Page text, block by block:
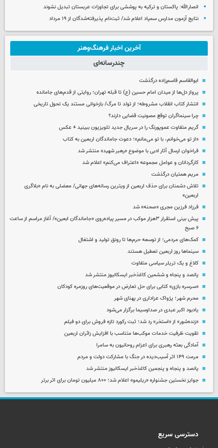
انصارالله: پاکستان و ترکیه به پوششی برای تجاوزات عربستان تبدیل نشوند
نتایج آزمون مدارس سمپاد اعلام شد/ ثبت‌نام پذیرفته‌شدگان از ۱۹ مرداد
آخرین اخبار فرهنگ‌وهنر
چندرسانه‌ای
ابوالقاسم قاسم‌زاده درگذشت
پرواز دل‌ها از میدان امام حسین (ع) تا قبله تهران؛ روایتی از قدم‌های جامانده
انتشار کتاب انقلاب مشروطه؛ از تولد تا مرگ/ بازخوانی مستند یک تحول تاریخی
چرا سینماگران توقع مصونیت قضایی دارند؟
گریم متفاوت عموپورنگ را در سریال جدید تلویزیون ببینید + عکس
«از تو می‌خوانم، با تو می‌مانم»؛ دعوت جاماندگان اربعین به کتاب
فراخوان ارسال آثار ادبی با موضوع «رهبر شهید» منتشر شد
کارگردانان و عوامل مجموعه «اعتراف می‌کنم» اعلام شد
مریم همتیان درگذشت
تلاش دشمنان برای حذف اربعین از ویترین رسانه‌های جهانی/ معضلی به نام «بلاگری
اربعین»
فرزاد فرزین مجری «صحنه» شد
پیش بینی استقرار ۳هزار موکب در مسیر پیاده‌روی «جاماندگان ابعین»/ آغاز مراسم از ساعت
۶ صبح
کمک‌های مردمی؛ از توسعه حرم‌ها تا رونق تولید و اشتغال
سینماها روز اربعین تعطیل هستند
کلاغ و یک تریلر سیاسی متفاوت
پانصد و پنجاه و ششمین کاغذخبر ایسکانیوز منتشر شد
«سرسره بازی» کتابی برای حل تعارض در موقعیت‌های روزمره کودکان
محرم شهر؛ پژواک عزاداری در پهنای شهر
یادبود اکبر عبدی در صداوسیما برگزار می‌شود
«زنده‌شور» از «استخر» رد شد؛ ثبت رکورد تازه فروش برای دو فیلم
تقویت ظرفیت خدمات موکب‌ها متناسب با افزایش زائران اربعین
آمادگی بعثه رهبری برای اعزام روحانیون به سامرا
مرمت ۱۴۹ اثر آسیب‌دیده در جنگ با مشارکت دولت و مردم
پانصد و پنجاه و پنجمین کاغذخبر ایسکانیوز منتشر شد
جوایز نخستین جشنواره «ریلیمو» اعلام شد؛ ۸۰۰ میلیون تومان برای اثر برتر
دسترسی سریع